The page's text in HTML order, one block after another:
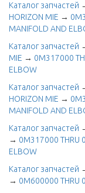
Каталог запчастей
HORIZON MIE →
MANIFOLD AND
Каталог запчастей
MIE → 0M317000
ELBOW
Каталог запчастей
HORIZON MIE →
MANIFOLD AND
Каталог запчастей
→ 0M317000 THRU
ELBOW
Каталог запчастей
→ 0M600000 THRU